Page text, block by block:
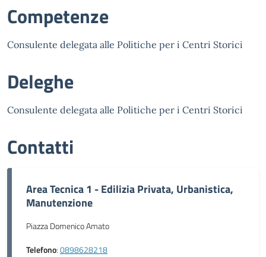
Competenze
Consulente delegata alle Politiche per i Centri Storici
Deleghe
Consulente delegata alle Politiche per i Centri Storici
Contatti
Area Tecnica 1 - Edilizia Privata, Urbanistica,
Manutenzione
Piazza Domenico Amato
Telefono:0898628218